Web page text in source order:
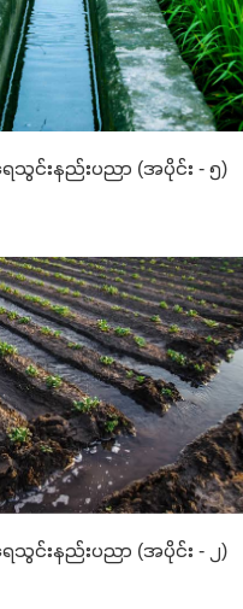
သွင်းနည်းပညာ (အပိုင်း - ၅)
သွင်းနည်းပညာ (အပိုင်း - ၂)